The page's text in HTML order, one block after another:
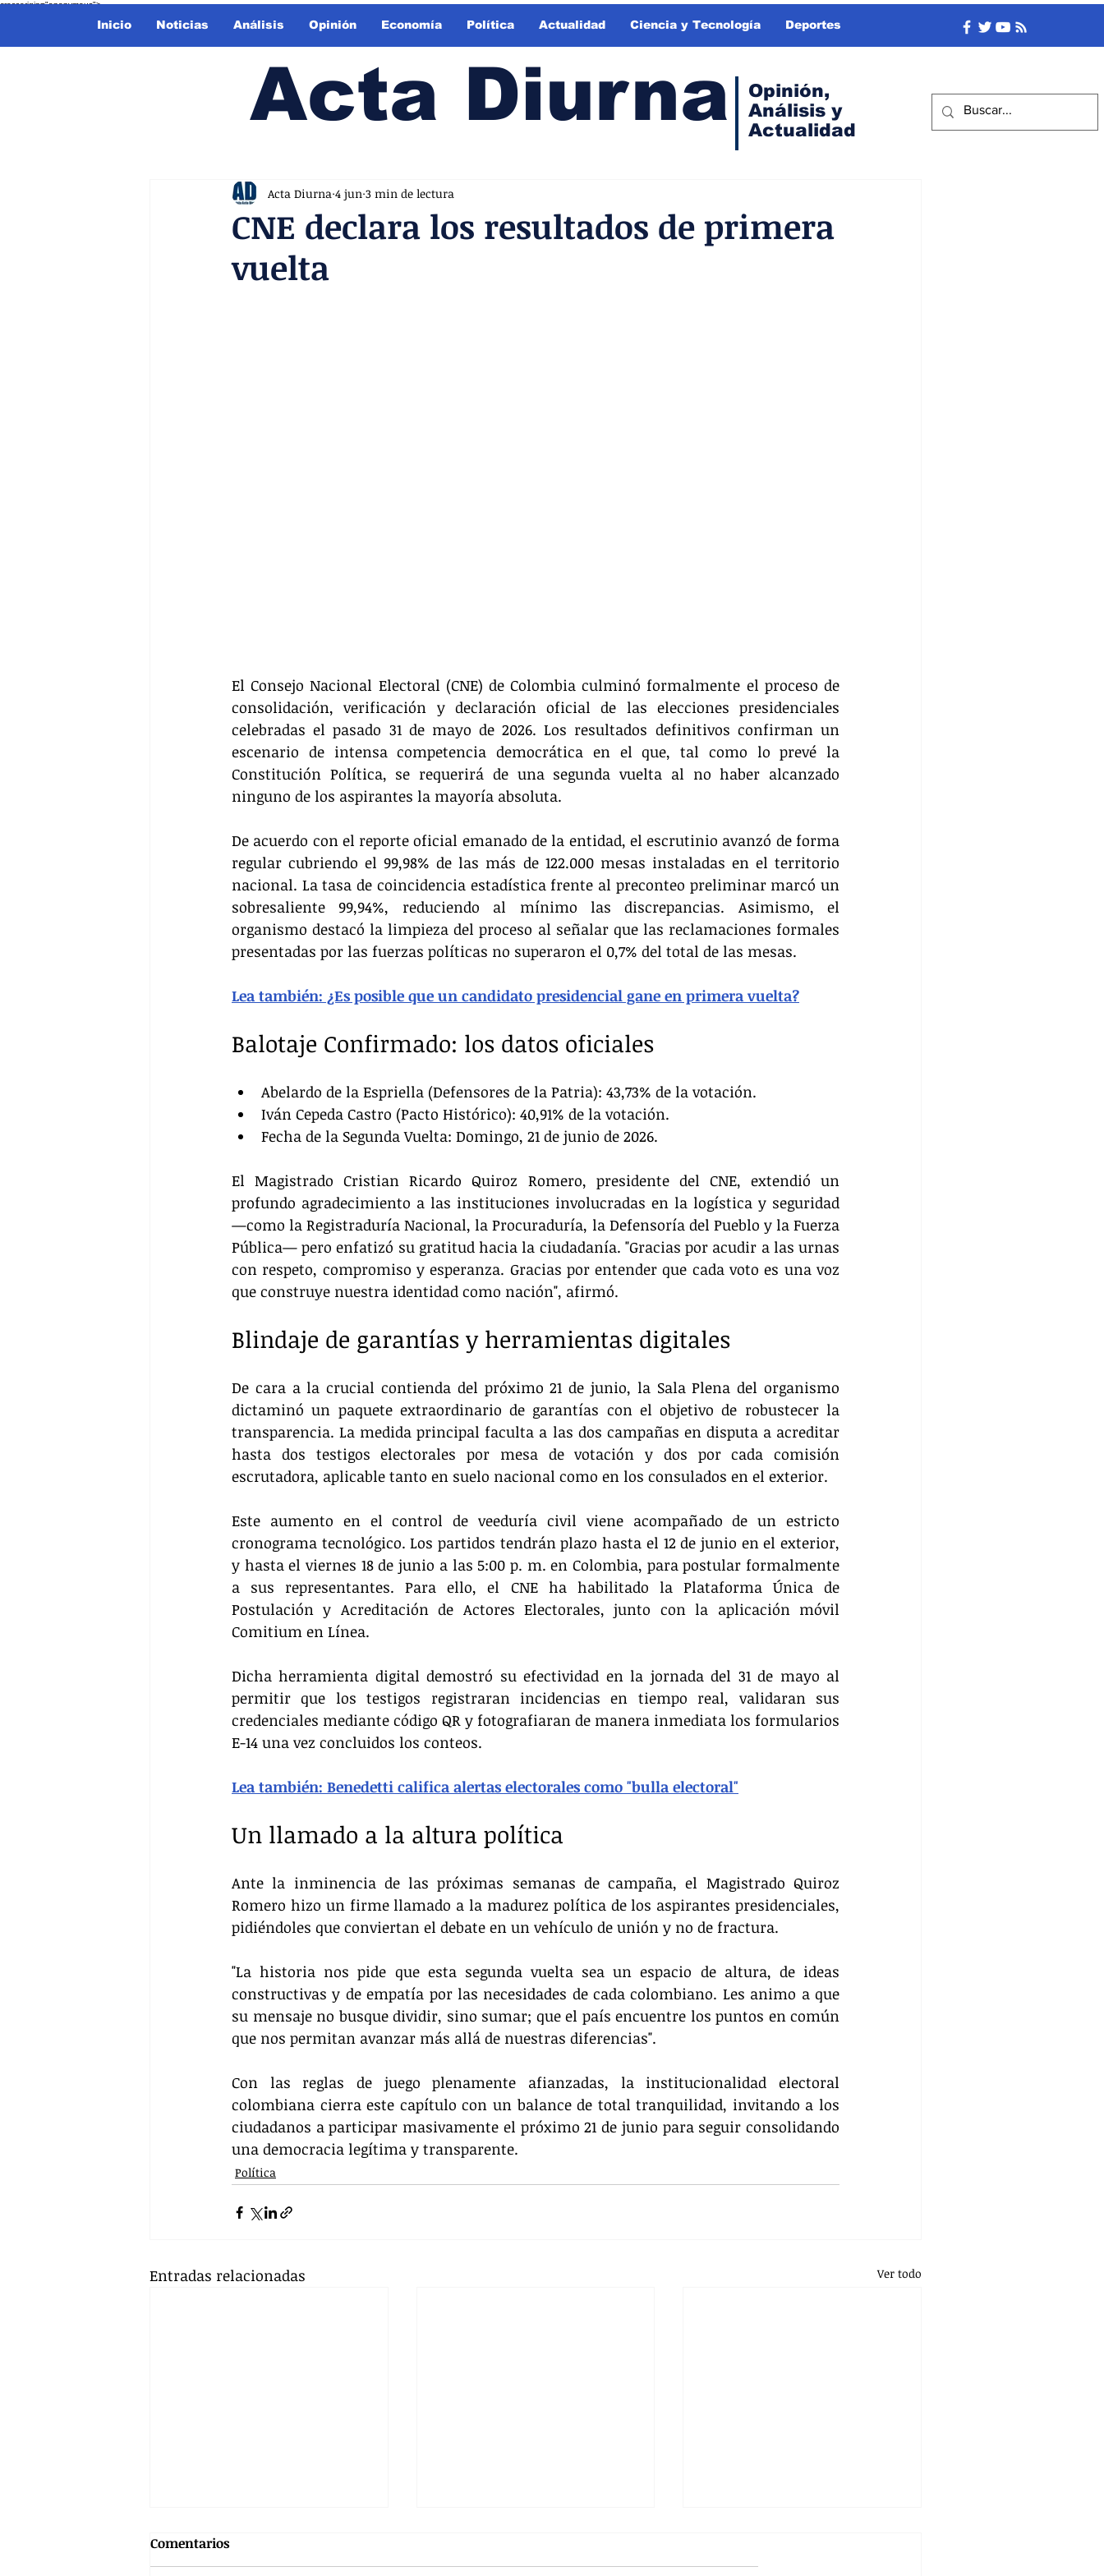
crossorigin="anonymous">
Inicio Noticias Análisis Opinión Economía Política Actualidad Ciencia y Tecnología Deportes
Acta Diurna
Opinión,
Análisis y
Actualidad
CNE declara los resultados de primera
vuelta
Acta Diurna 4 jun 3 min de lectura
El Consejo Nacional Electoral (CNE) de Colombia culminó formalmente el proceso de
consolidación, verificación y declaración oficial de las elecciones presidenciales
celebradas el pasado 31 de mayo de 2026. Los resultados definitivos confirman un
escenario de intensa competencia democrática en el que, tal como lo prevé la
Constitución Política, se requerirá de una segunda vuelta al no haber alcanzado
ninguno de los aspirantes la mayoría absoluta.
De acuerdo con el reporte oficial emanado de la entidad, el escrutinio avanzó de forma
regular cubriendo el 99,98% de las más de 122.000 mesas instaladas en el territorio
nacional. La tasa de coincidencia estadística frente al preconteo preliminar marcó un
sobresaliente 99,94%, reduciendo al mínimo las discrepancias. Asimismo, el
organismo destacó la limpieza del proceso al señalar que las reclamaciones formales
presentadas por las fuerzas políticas no superaron el 0,7% del total de las mesas.
Lea también: ¿Es posible que un candidato presidencial gane en primera vuelta?
Balotaje Confirmado: los datos oficiales
Abelardo de la Espriella (Defensores de la Patria): 43,73% de la votación.
Iván Cepeda Castro (Pacto Histórico): 40,91% de la votación.
Fecha de la Segunda Vuelta: Domingo, 21 de junio de 2026.
El Magistrado Cristian Ricardo Quiroz Romero, presidente del CNE, extendió un
profundo agradecimiento a las instituciones involucradas en la logística y seguridad
—como la Registraduría Nacional, la Procuraduría, la Defensoría del Pueblo y la Fuerza
Pública— pero enfatizó su gratitud hacia la ciudadanía. "Gracias por acudir a las urnas
con respeto, compromiso y esperanza. Gracias por entender que cada voto es una voz
que construye nuestra identidad como nación", afirmó.
Blindaje de garantías y herramientas digitales
De cara a la crucial contienda del próximo 21 de junio, la Sala Plena del organismo
dictaminó un paquete extraordinario de garantías con el objetivo de robustecer la
transparencia. La medida principal faculta a las dos campañas en disputa a acreditar
hasta dos testigos electorales por mesa de votación y dos por cada comisión
escrutadora, aplicable tanto en suelo nacional como en los consulados en el exterior.
Este aumento en el control de veeduría civil viene acompañado de un estricto
cronograma tecnológico. Los partidos tendrán plazo hasta el 12 de junio en el exterior,
y hasta el viernes 18 de junio a las 5:00 p. m. en Colombia, para postular formalmente
a sus representantes. Para ello, el CNE ha habilitado la Plataforma Única de
Postulación y Acreditación de Actores Electorales, junto con la aplicación móvil
Comitium en Línea.
Dicha herramienta digital demostró su efectividad en la jornada del 31 de mayo al
permitir que los testigos registraran incidencias en tiempo real, validaran sus
credenciales mediante código QR y fotografiaran de manera inmediata los formularios
E-14 una vez concluidos los conteos.
Lea también: Benedetti califica alertas electorales como "bulla electoral"
Un llamado a la altura política
Ante la inminencia de las próximas semanas de campaña, el Magistrado Quiroz
Romero hizo un firme llamado a la madurez política de los aspirantes presidenciales,
pidiéndoles que conviertan el debate en un vehículo de unión y no de fractura.
"La historia nos pide que esta segunda vuelta sea un espacio de altura, de ideas
constructivas y de empatía por las necesidades de cada colombiano. Les animo a que
su mensaje no busque dividir, sino sumar; que el país encuentre los puntos en común
que nos permitan avanzar más allá de nuestras diferencias".
Con las reglas de juego plenamente afianzadas, la institucionalidad electoral
colombiana cierra este capítulo con un balance de total tranquilidad, invitando a los
ciudadanos a participar masivamente el próximo 21 de junio para seguir consolidando
una democracia legítima y transparente.
Política
Entradas relacionadas Ver todo
Comentarios